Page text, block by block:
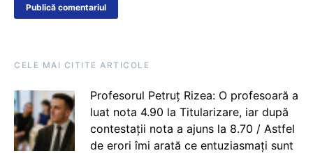
CELE MAI CITITE ARTICOLE
Profesorul Petruț Rizea: O profesoară a
luat nota 4.90 la Titularizare, iar după
contestații nota a ajuns la 8.70 / Astfel
de erori îmi arată ce entuziasmați sunt